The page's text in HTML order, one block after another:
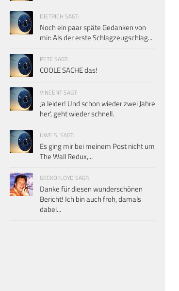
DIETRICH SAGT:
Noch ein paar späte Gedanken von
mir: Als der erste Schlagzeugschlag...
PETE SAGT:
COOLE SACHE das!
VINCENT SAGT:
Ja leider! Und schon wieder zwei Jahre
her', geht wieder schnell.
UWE S. SAGT:
Es ging mir bei meinem Post nicht um
The Wall Redux,...
GECKOFLOYD SAGT:
Danke für diesen wunderschönen
Bericht! Ich bin auch froh, damals
dabei...